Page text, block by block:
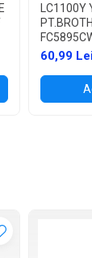
LC1100Y
5490CN/
385C/
490CW/
60,99